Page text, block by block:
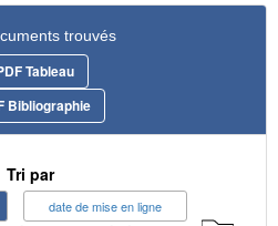
trouvés
Tableau
Bibliographie
Tri par
date de mise en ligne